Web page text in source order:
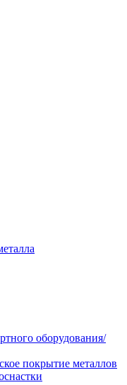
оборудования/
покрытие металлов